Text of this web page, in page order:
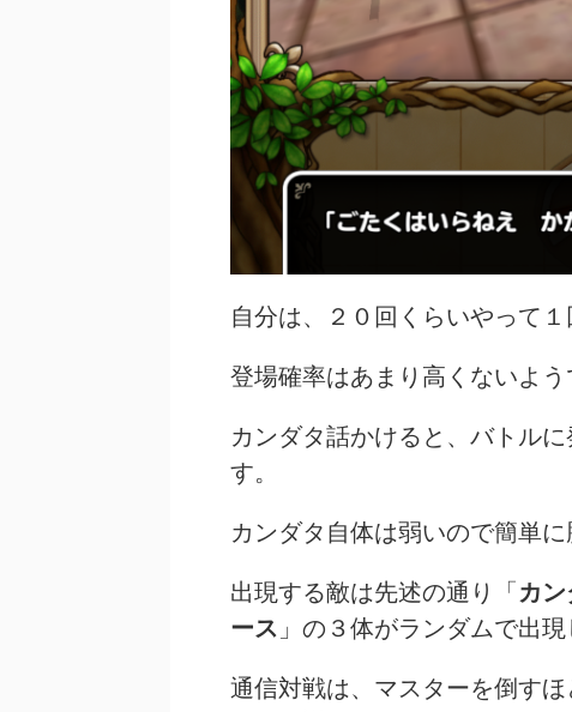
自分は、２０回くらいやって１
登場確率はあまり高くないよう
カンダタ話かけると、バトル
す。
カンダタ自体は弱いので簡単に
出現する敵は先述の通り「カ
ース 」の３体がランダムで出現
通信対戦は、マスターを倒す